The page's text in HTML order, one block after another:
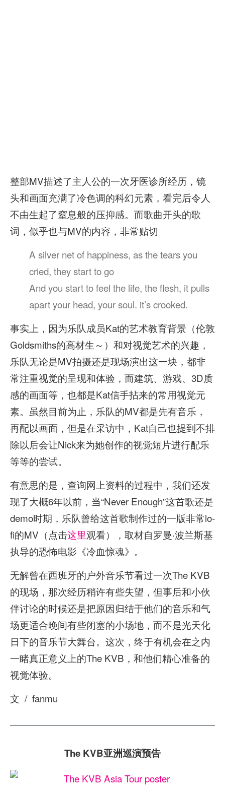
整部MV描述了主人公的一次牙医诊所经历，镜
头和画面充满了冷色调的科幻元素，看完后令人
不由生起了窒息般的压抑感。而歌曲开头的歌
词，似乎也与MV的内容，非常贴切
A silver net of happiness, as the tears you
cried, they start to go
And you start to feel the life, the flesh, it pulls
apart your head, your soul. it’s crooked.
事实上，因为乐队成员Kat的艺术教育背景（伦敦
Goldsmiths的高材生～）和对视觉艺术的兴趣，
乐队无论是MV拍摄还是现场演出这一块，都非
常注重视觉的呈现和体验，而建筑、游戏、3D质
感的画面等，也都是Kat信手拈来的常用视觉元
素。虽然目前为止，乐队的MV都是先有音乐，
再配以画面，但是在采访中，Kat自己也提到不排
除以后会让Nick来为她创作的视觉短片进行配乐
等等的尝试。
有意思的是，查询网上资料的过程中，我们还发
现了大概6年以前，当“Never Enough”这首歌还是
demo时期，乐队曾给这首歌制作过的一版非常lo-
fi的MV（点击这里观看），取材自罗曼·波兰斯基
执导的恐怖电影《冷血惊魂》。
无解曾在西班牙的户外音乐节看过一次The KVB
的现场，那次经历稍许有些失望，但事后和小伙
伴讨论的时候还是把原因归结于他们的音乐和气
场更适合晚间有些闭塞的小场地，而不是光天化
日下的音乐节大舞台。这次，终于有机会在之内
一睹真正意义上的The KVB，和他们精心准备的
视觉体验。
文 / fanmu
The KVB亚洲巡演预告